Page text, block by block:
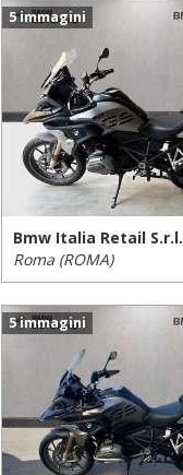
5 immagini
Bmw Italia Retail S.r.l.
Roma (ROMA)
5 immagini